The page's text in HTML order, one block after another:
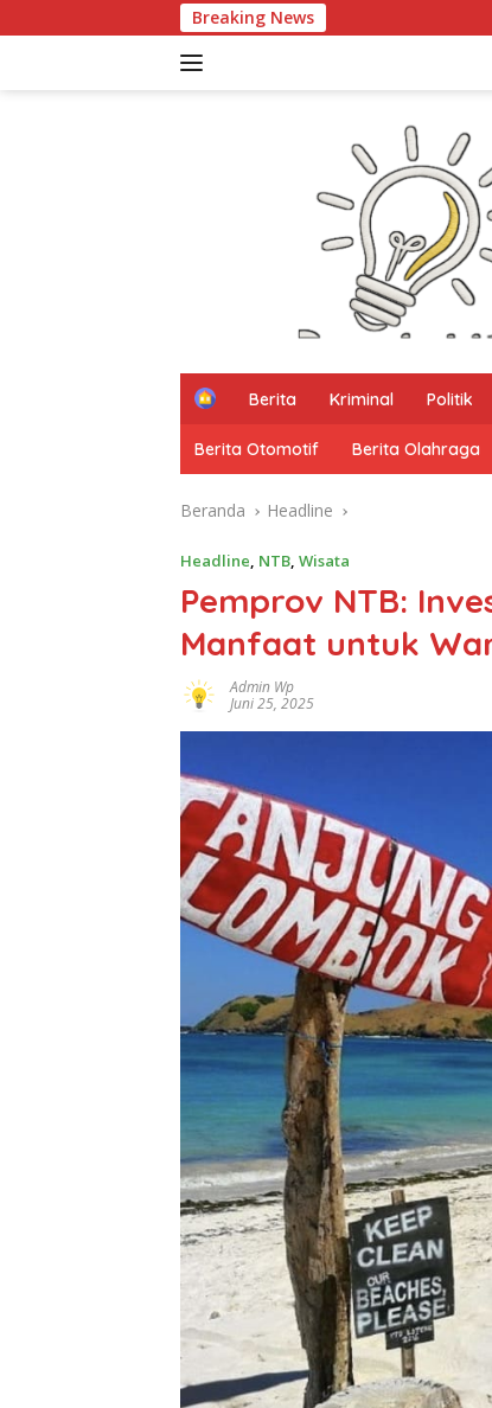
ke
Breaking News
H
m
e
Berita Kriminal Politik
Berita Otomotif Berita Olahraga
Beranda Headline
Headline, NTB, Wisata
Pemprov NTB:
Manfaat untuk
Admin Wp
Juni 25, 2025